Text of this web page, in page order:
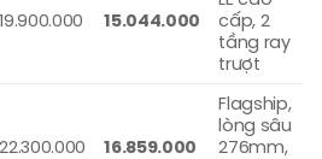
19.900.000 15.044.000
cấp, 2
tầng ray
trượt
22.300.000 16.859.000
Flagship,
lòng sâu
276mm,